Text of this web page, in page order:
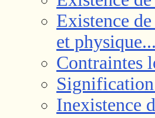
Existence
et physique...
Contraintes
Inexistence